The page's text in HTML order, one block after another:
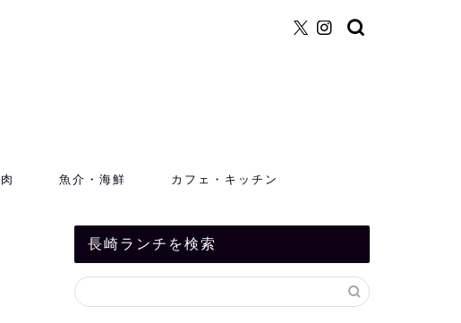
肉 魚介・海鮮 カフェ・キッチン
長崎ランチを検索